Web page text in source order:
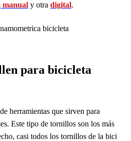
manual y otra digital.
para bicicleta
herramientas que sirven para
Este tipo de tornillos son los más
casi todos los tornillos de la bici